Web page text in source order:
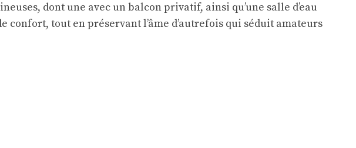
dont une avec un balcon privatif, ainsi qu’une salle d’eau
tout en préservant l’âme d’autrefois qui séduit amateurs